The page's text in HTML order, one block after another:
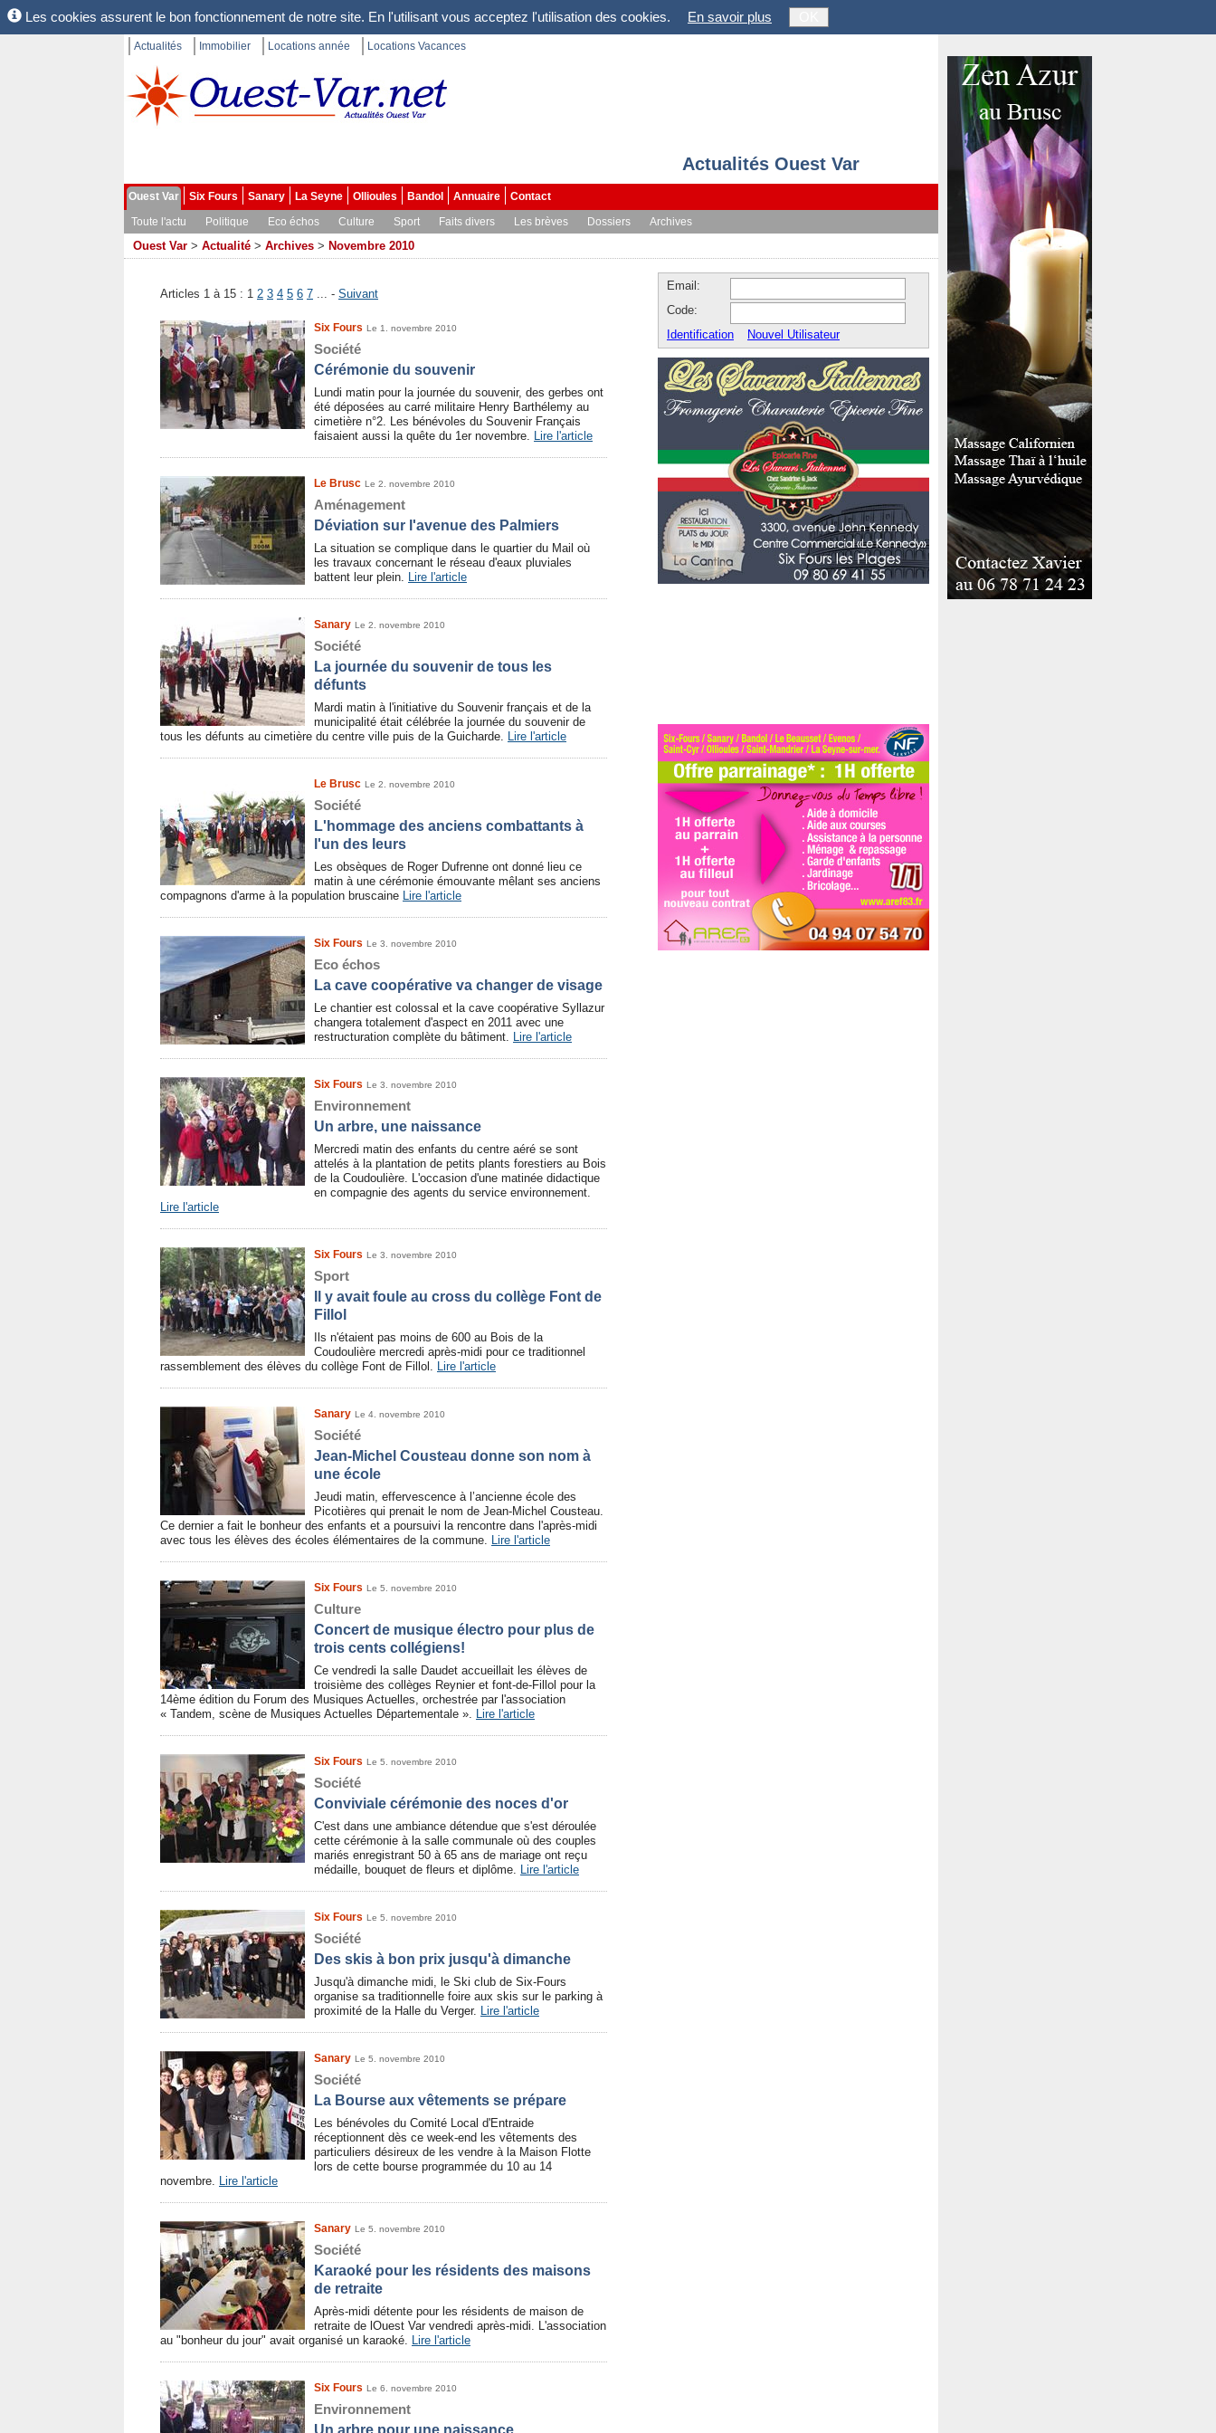
Les cookies assurent le bon fonctionnement de notre site. En l'utilisant vous acceptez l'utilisation des cookies. En savoir plus
Actualités Immobilier Locations année Locations Vacances
Actualités Ouest Var
Ouest Var Six Fours Sanary La Seyne Ollioules Bandol Annuaire
Contact
Toute l'actu
Politique Eco échos Culture Sport Faits divers Les brèves Dossiers Archives
Ouest Var > Actualité > Archives > Novembre 2010
Articles 1 à 15 : 1 2 3 4 5 6 7 ... - Suivant
Six Fours Le 1. novembre 2010
Société
Cérémonie du souvenir
Lundi matin pour la journée du souvenir, des gerbes ont
été déposées au carré militaire Henry Barthélemy au
cimetière n°2. Les bénévoles du Souvenir Français
faisaient aussi la quête du 1er novembre. Lire l'article
Le Brusc Le 2. novembre 2010
Aménagement
Déviation sur l'avenue des Palmiers
La situation se complique dans le quartier du Mail où
les travaux concernant le réseau d'eaux pluviales
battent leur plein. Lire l'article
Sanary Le 2. novembre 2010
Société
La journée du souvenir de tous les
défunts
Mardi matin à l'initiative du Souvenir français et de la
municipalité était célébrée la journée du souvenir de
tous les défunts au cimetière du centre ville puis de la Guicharde. Lire l'article
Le Brusc Le 2. novembre 2010
Société
L'hommage des anciens combattants à
l'un des leurs
Les obsèques de Roger Dufrenne ont donné lieu ce
matin à une cérémonie émouvante mêlant ses anciens
compagnons d'arme à la population bruscaine Lire l'article
Six Fours Le 3. novembre 2010
Eco échos
La cave coopérative va changer de visage
Le chantier est colossal et la cave coopérative Syllazur
changera totalement d'aspect en 2011 avec une
restructuration complète du bâtiment. Lire l'article
Six Fours Le 3. novembre 2010
Environnement
Un arbre, une naissance
Mercredi matin des enfants du centre aéré se sont
attelés à la plantation de petits plants forestiers au Bois
de la Coudoulière. L'occasion d'une matinée didactique
en compagnie des agents du service environnement.
Lire l'article
Six Fours Le 3. novembre 2010
Sport
Il y avait foule au cross du collège Font de
Fillol
Ils n'étaient pas moins de 600 au Bois de la
Coudoulière mercredi après-midi pour ce traditionnel
rassemblement des élèves du collège Font de Fillol. Lire l'article
Sanary Le 4. novembre 2010
Société
Jean-Michel Cousteau donne son nom à
une école
Jeudi matin, effervescence à l’ancienne école des
Picotières qui prenait le nom de Jean-Michel Cousteau.
Ce dernier a fait le bonheur des enfants et a poursuivi la rencontre dans l'après-midi
avec tous les élèves des écoles élémentaires de la commune. Lire l'article
Six Fours Le 5. novembre 2010
Culture
Concert de musique électro pour plus de
trois cents collégiens!
Ce vendredi la salle Daudet accueillait les élèves de
troisième des collèges Reynier et font-de-Fillol pour la
14ème édition du Forum des Musiques Actuelles, orchestrée par l'association
« Tandem, scène de Musiques Actuelles Départementale ». Lire l'article
Six Fours Le 5. novembre 2010
Société
Conviviale cérémonie des noces d'or
C'est dans une ambiance détendue que s'est déroulée
cette cérémonie à la salle communale où des couples
mariés enregistrant 50 à 65 ans de mariage ont reçu
médaille, bouquet de fleurs et diplôme. Lire l'article
Six Fours Le 5. novembre 2010
Société
Des skis à bon prix jusqu'à dimanche
Jusqu'à dimanche midi, le Ski club de Six-Fours
organise sa traditionnelle foire aux skis sur le parking à
proximité de la Halle du Verger. Lire l'article
Sanary Le 5. novembre 2010
Société
La Bourse aux vêtements se prépare
Les bénévoles du Comité Local d'Entraide
réceptionnent dès ce week-end les vêtements des
particuliers désireux de les vendre à la Maison Flotte
lors de cette bourse programmée du 10 au 14
novembre. Lire l'article
Sanary Le 5. novembre 2010
Société
Karaoké pour les résidents des maisons
de retraite
Après-midi détente pour les résidents de maison de
retraite de lOuest Var vendredi après-midi. L'association
au "bonheur du jour" avait organisé un karaoké. Lire l'article
Six Fours Le 6. novembre 2010
Environnement
Un arbre pour une naissance
Email:
Code:
Identification
Nouvel Utilisateur